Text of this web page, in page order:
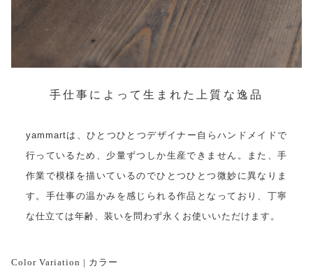
手仕事によって生まれた上質な逸品
yammartは、ひとつひとつデザイナー自らハンドメイドで
行っているため、少量ずつしか生産できません。また、手
作業で模様を描いているのでひとつひとつ微妙に異なりま
す。手仕事の温かみを感じられる作品となっており、丁寧
な仕立ては年齢、装いを問わず永くお使いいただけます。
Color Variation | カラー